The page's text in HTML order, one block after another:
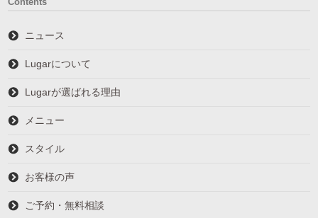
ニュース
Lugarについて
Lugarが選ばれる理由
メニュー
スタイル
お客様の声
ご予約・無料相談